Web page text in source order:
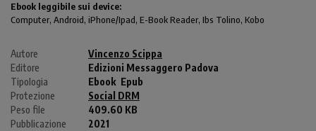
Ebook leggibile sui device:
Computer, Android, iPhone/Ipad, E-Book Reader, Ibs Tolino, Kobo
Autore
Vincenzo Scippa
Editore
Edizioni Messaggero Padova
Tipologia
Ebook Epub
Protezione
Social DRM
Peso file
409.60 KB
Pubblicazione
2021